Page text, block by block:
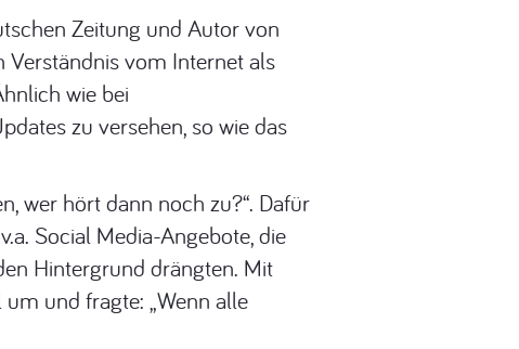
Zeitung und Autor von
Verständnis vom Internet als
wie bei
zu versehen, so wie das
wer hört dann noch zu?“. Dafür
Social Media-Angebote, die
Hintergrund drängten. Mit
und fragte: „Wenn alle